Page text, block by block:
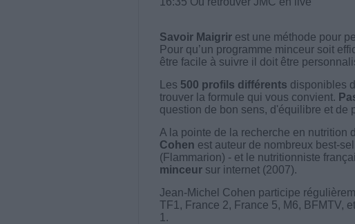
Savoir Maigrirest une méthode pour
Pour qu’un programme minceur soit
être facile à suivre il doit être
Les 500 profils différents disponibles
trouver la formule qui vous convient.
question de bon sens, d'équilibre et de
A la pointe de la recherche en nutrition
Cohen est auteur de nombreux best-
(Flammarion) - et le nutritionniste
minceursur internet (2007).
Jean-Michel Cohen participe
TF1, France 2, France 5, M6, BFMTV,
1.